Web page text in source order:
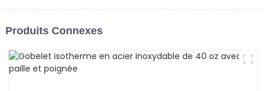
Produits Connexes